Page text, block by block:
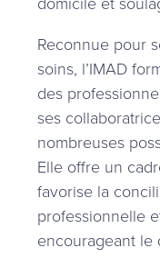
Reconnue pour
soins, l’IMAD
des
ses
nombreuses
Elle offre un
favorise la
professionnelle
encourageant le